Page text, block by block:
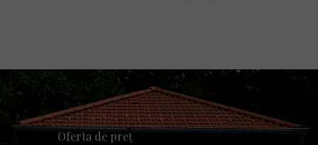
Oferta de preț